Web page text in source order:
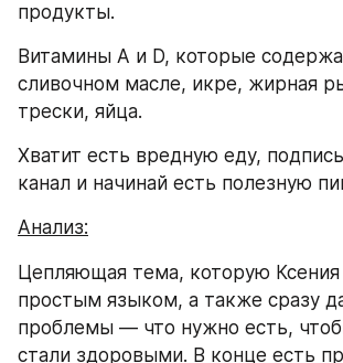
продукты.
Витамины А и D, которые
сливочном масле, икре, жирная
трески, яйца.
Хватит есть вредную еду,
канал и начинай есть полезную
Анализ:
Цепляющая тема, которую Ксения
простым языком, а также сразу
проблемы — что нужно есть,
стали здоровыми. В конце есть